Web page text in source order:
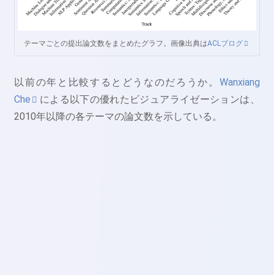
テーマごとの提出論文数をまとめたグラフ。画像出典はACLブログ
以前の年と比較するとどうなのだろうか。 Wanxiang
Che
による以下の優れたビジュアライゼーションは、
2010年以降の各テーマの論文数を示している。